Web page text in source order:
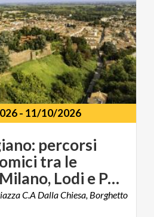
- 11/10/2026
percorsi
tra le
province di Milano, Lodi e Pavia
C.A Dalla Chiesa, Borghetto